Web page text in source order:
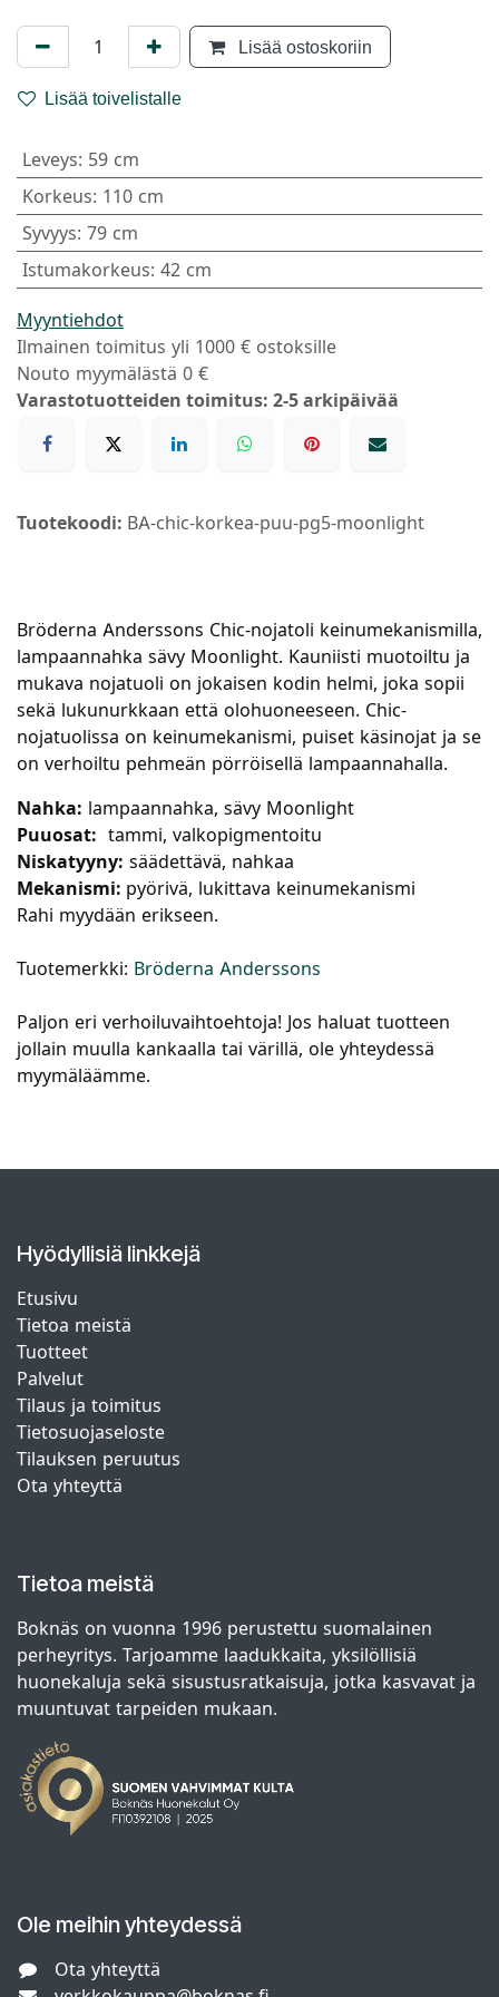
Lisää ostoskoriin
Lisää toivelistalle
Leveys: 59 cm
Korkeus: 110 cm
Syvyys: 79 cm
Istumakorkeus: 42 cm
Myyntiehdot
Ilmainen toimitus yli 1000 € ostoksille
Nouto myymälästä 0 €
Varastotuotteiden toimitus: 2-5 arkipäivää
Tuotekoodi: BA-chic-korkea-puu-pg5-moonlight
Bröderna Anderssons Chic-nojatoli keinumekanismilla,
lampaannahka sävy Moonlight. Kauniisti muotoiltu ja
mukava nojatuoli on jokaisen kodin helmi, joka sopii
sekä lukunurkkaan että olohuoneeseen. Chic-
nojatuolissa on keinumekanismi, puiset käsinojat ja se
on verhoiltu pehmeän pörröisellä lampaannahalla.
Nahka: lampaannahka, sävy Moonlight
Puuosat: tammi, valkopigmentoitu
Niskatyyny: säädettävä, nahkaa
Mekanismi: pyörivä, lukittava keinumekanismi
Rahi myydään erikseen.
Tuotemerkki: Bröderna Anderssons
Paljon eri verhoiluvaihtoehtoja! Jos haluat tuotteen
jollain muulla kankaalla tai värillä, ole yhteydessä
myymäläämme.
Hyödyllisiä linkkejä
Etusivu
Tietoa meistä
Tuotteet
Palvelut
Tilaus ja toimitus
Tietosuojaseloste
Tilauksen peruutus
Ota yhteyttä
Tietoa meistä
Boknäs on vuonna 1996 perustettu suomalainen
perheyritys. Tarjoamme laadukkaita, yksilöllisiä
huonekaluja sekä sisustusratkaisuja, jotka kasvavat ja
muuntuvat tarpeiden mukaan.
Ole meihin yhteydessä
Ota yhteyttä